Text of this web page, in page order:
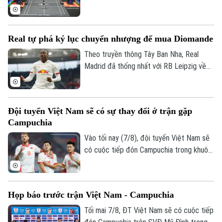
Tư vấn sức khỏe
Giải trí
Sao
Điện ảnh
Thời trang
vòng 1.
Real tự phá kỷ lục chuyển nhượng để mua Diomande
Theo truyền thông Tây Ban Nha, Real
Madrid đã thống nhất với RB Leipzig về
CLB.
Đội tuyển Việt Nam sẽ có sự thay đổi ở trận gặp
Campuchia
Vào tối nay (7/8), đội tuyển Việt Nam sẽ
có cuộc tiếp đón Campuchia trong khuôn
có những sự điều chỉnh một số vị trí
trong đội hình đội tuyển Việt Nam, nhưng
Họp báo trước trận Việt Nam - Campuchia
Tối mai 7/8, ĐT Việt Nam sẽ có cuộc tiếp